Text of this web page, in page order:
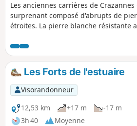
Les anciennes carrières de
surprenant composé d'abrupts de
étroites. La pierre blanche résistante
Boyard.Les Lapidiales est un lieu qui
musée à ciel ouvert, accès libre et
excavations laissées par les carriers
de se retrouver au milieu d’un
plait à découvrir les sculptures.
Les Forts de l'estuaire
Visorandonneur
12,53 km
+17 m
-17 m
3h 40
Moyenne